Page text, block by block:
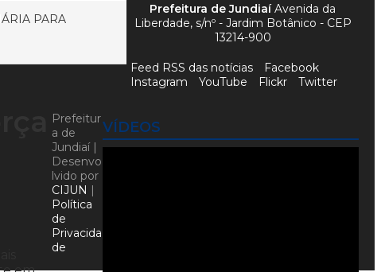
PARA
VÍDEOS
Prefeitura de JundiaíAvenida da
Liberdade, s/nº - Jardim Botânico - CEP
13214-900
Feed RSS das notícias
Facebook
Instagram
YouTube Flickr Twitter
Prefeitur
a de
Jundiaí |
Desenvo
lvido por
CIJUN |
Política
de
Privacida
de